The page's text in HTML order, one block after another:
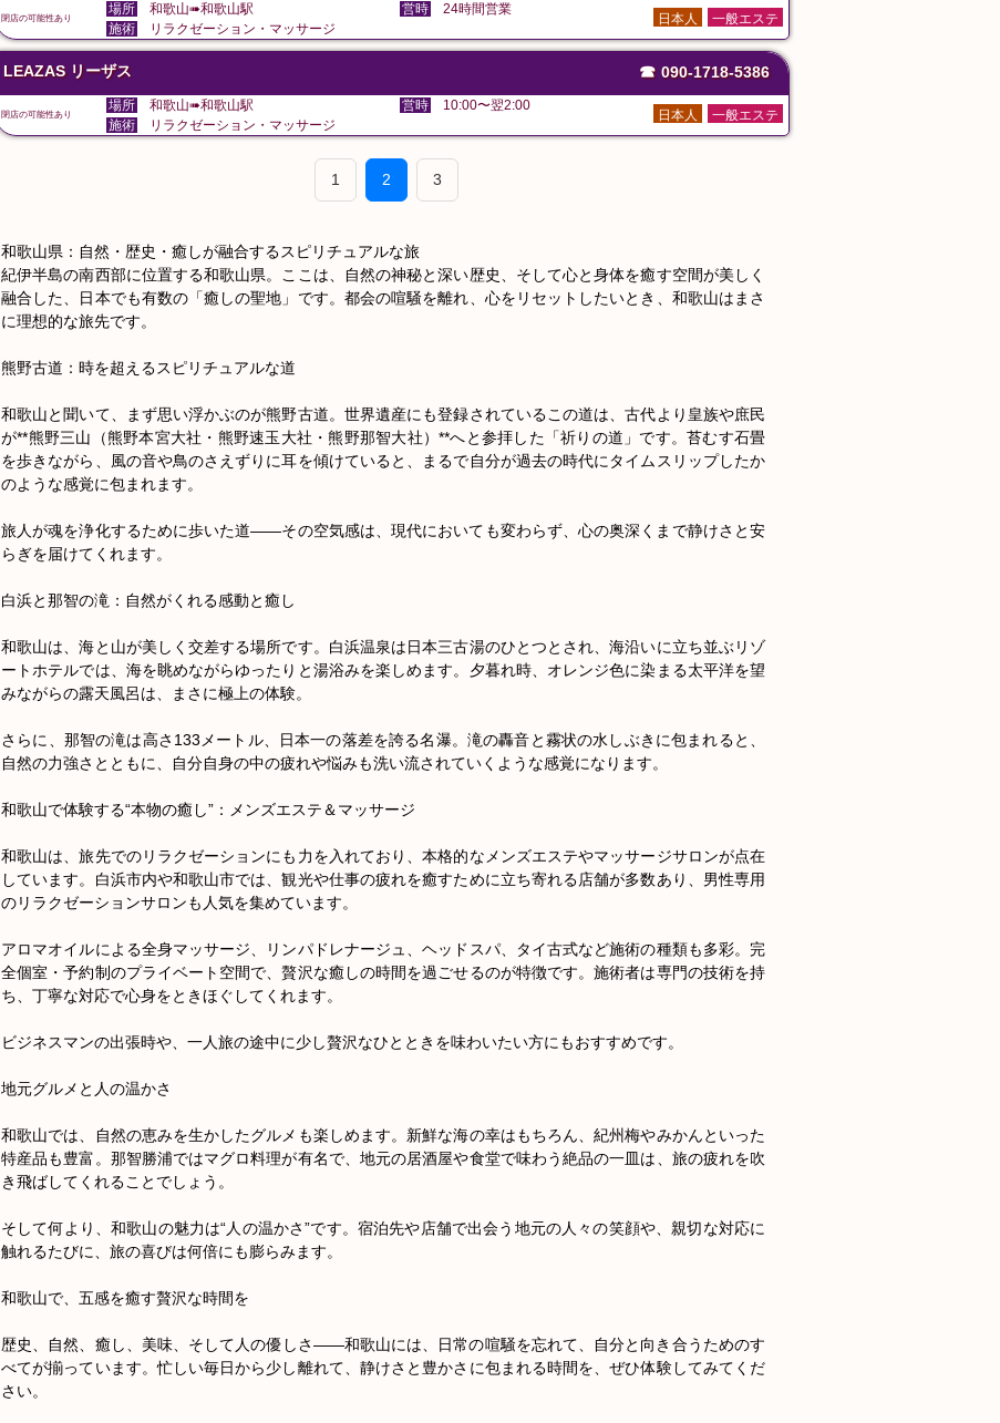
閉店の可能性あり
場所 和歌山➠和歌山駅 営時 24時間営業
一般エステ
日本人
施術 リラクゼーション・マッサージ
LEAZAS リーザス ☎ 090-1718-5386
閉店の可能性あり
場所 和歌山➠和歌山駅 営時 10:00〜翌2:00
一般エステ
日本人
施術 リラクゼーション・マッサージ
1 2 3
和歌山県：自然・歴史・癒しが融合するスピリチュアルな旅
紀伊半島の南西部に位置する和歌山県。ここは、自然の神秘と深い歴史、そして心と身体を癒す空間が美しく
融合した、日本でも有数の「癒しの聖地」です。都会の喧騒を離れ、心をリセットしたいとき、和歌山はまさ
に理想的な旅先です。
熊野古道：時を超えるスピリチュアルな道
和歌山と聞いて、まず思い浮かぶのが熊野古道。世界遺産にも登録されているこの道は、古代より皇族や庶民
が**熊野三山（熊野本宮大社・熊野速玉大社・熊野那智大社）**へと参拝した「祈りの道」です。苔むす石畳
を歩きながら、風の音や鳥のさえずりに耳を傾けていると、まるで自分が過去の時代にタイムスリップしたか
のような感覚に包まれます。
旅人が魂を浄化するために歩いた道——その空気感は、現代においても変わらず、心の奥深くまで静けさと安
らぎを届けてくれます。
白浜と那智の滝：自然がくれる感動と癒し
和歌山は、海と山が美しく交差する場所です。白浜温泉は日本三古湯のひとつとされ、海沿いに立ち並ぶリゾ
ートホテルでは、海を眺めながらゆったりと湯浴みを楽しめます。夕暮れ時、オレンジ色に染まる太平洋を望
みながらの露天風呂は、まさに極上の体験。
さらに、那智の滝は高さ133メートル、日本一の落差を誇る名瀑。滝の轟音と霧状の水しぶきに包まれると、
自然の力強さとともに、自分自身の中の疲れや悩みも洗い流されていくような感覚になります。
和歌山で体験する“本物の癒し”：メンズエステ＆マッサージ
和歌山は、旅先でのリラクゼーションにも力を入れており、本格的なメンズエステやマッサージサロンが点在
しています。白浜市内や和歌山市では、観光や仕事の疲れを癒すために立ち寄れる店舗が多数あり、男性専用
のリラクゼーションサロンも人気を集めています。
アロマオイルによる全身マッサージ、リンパドレナージュ、ヘッドスパ、タイ古式など施術の種類も多彩。完
全個室・予約制のプライベート空間で、贅沢な癒しの時間を過ごせるのが特徴です。施術者は専門の技術を持
ち、丁寧な対応で心身をときほぐしてくれます。
ビジネスマンの出張時や、一人旅の途中に少し贅沢なひとときを味わいたい方にもおすすめです。
地元グルメと人の温かさ
和歌山では、自然の恵みを生かしたグルメも楽しめます。新鮮な海の幸はもちろん、紀州梅やみかんといった
特産品も豊富。那智勝浦ではマグロ料理が有名で、地元の居酒屋や食堂で味わう絶品の一皿は、旅の疲れを吹
き飛ばしてくれることでしょう。
そして何より、和歌山の魅力は“人の温かさ”です。宿泊先や店舗で出会う地元の人々の笑顔や、親切な対応に
触れるたびに、旅の喜びは何倍にも膨らみます。
和歌山で、五感を癒す贅沢な時間を
歴史、自然、癒し、美味、そして人の優しさ——和歌山には、日常の喧騒を忘れて、自分と向き合うためのす
べてが揃っています。忙しい毎日から少し離れて、静けさと豊かさに包まれる時間を、ぜひ体験してみてくだ
さい。